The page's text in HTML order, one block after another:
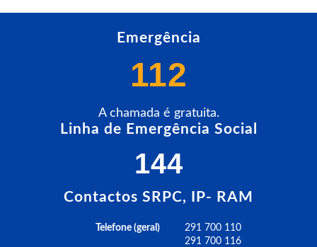
reforçar competências pedagógicas, técnicas e
entre os 6 e os 17 anos, integrados nas Escolas
de Cadetes e Infantes dos Corpos de
LER MAIS
Emergência
112
A chamada é gratuita.
Linha de Emergência Social
144
Contactos SRPC, IP- RAM
Telefone (geral)
291 700 110
291 700 116